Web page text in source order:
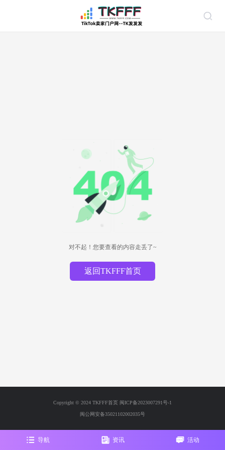
对不起！您要查看的内容走丢了~
返回TKFFF首页
Copyright © 2024 TKFFF首页 闽ICP备2023007291号-1
闽公网安备35021102002035号
导航 资讯 活动